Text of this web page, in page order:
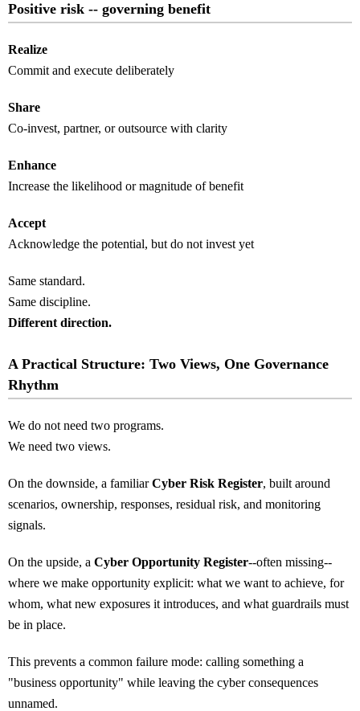
Positive risk -- governing benefit
Realize
Commit and execute deliberately
Share
Co-invest, partner, or outsource with clarity
Enhance
Increase the likelihood or magnitude of benefit
Accept
Acknowledge the potential, but do not invest yet
Same standard.
Same discipline.
Different direction.
A Practical Structure: Two Views, One Governance
Rhythm
We do not need two programs.
We need two views.
On the downside, a familiarCyber Risk Register, built around
scenarios, ownership, responses, residual risk, and monitoring
signals.
On the upside, a Cyber Opportunity Register--often missing--
where we make opportunity explicit: what we want to achieve, for
whom, what new exposures it introduces, and what guardrails must
be in place.
This prevents a common failure mode: calling something a
"business opportunity" while leaving the cyber consequences
unnamed.